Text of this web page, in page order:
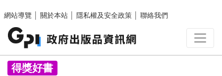
網站導覽
關於本站 隱私權及安全政策 聯絡我們
:::
得獎好書